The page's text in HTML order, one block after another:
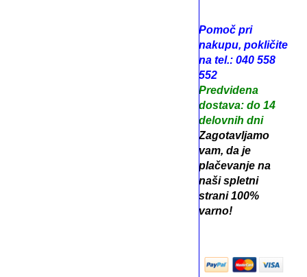
Pomoč pri
nakupu, pokličite
na tel.: 040 558
552
Predvidena
dostava: do 14
delovnih dni
Zagotavljamo
vam, da je
plačevanje na
naši spletni
strani 100%
varno!